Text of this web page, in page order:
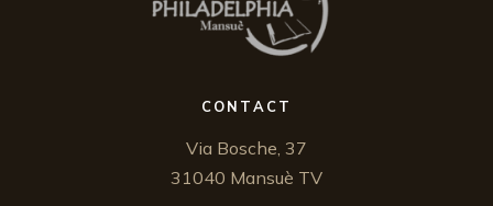
CONTACT
Via Bosche, 37
31040 Mansuè TV